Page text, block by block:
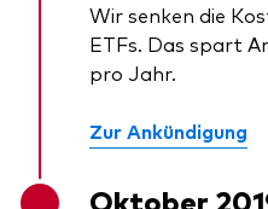
Wir senken die
ETFs. Das spart
pro Jahr.
Zur Ankündigung
Oktober